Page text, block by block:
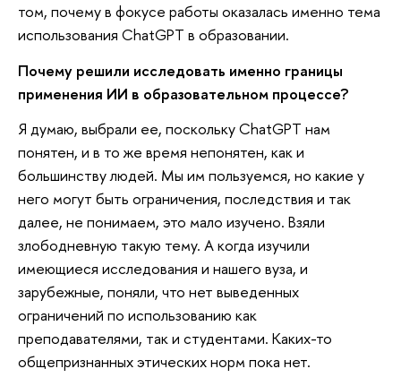
том, почему в фокусе работы оказалась именно тема
использования ChatGPT в образовании.
Почему решили исследовать именно границы
применения ИИ в образовательном процессе?
Я думаю, выбрали ее, поскольку ChatGPT нам
понятен, и в то же время непонятен, как и
большинству людей. Мы им пользуемся, но какие у
него могут быть ограничения, последствия и так
далее, не понимаем, это мало изучено. Взяли
злободневную такую тему. А когда изучили
имеющиеся исследования и нашего вуза, и
зарубежные, поняли, что нет выведенных
ограничений по использованию как
преподавателями, так и студентами. Каких-то
общепризнанных этических норм пока нет.